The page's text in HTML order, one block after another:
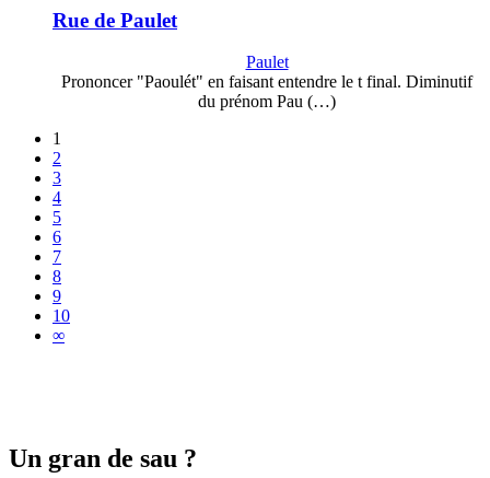
Rue de Paulet
Paulet
Prononcer "Paoulét" en faisant entendre le t final. Diminutif
du prénom Pau (…)
1
2
3
4
5
6
7
8
9
10
∞
Un gran de sau ?